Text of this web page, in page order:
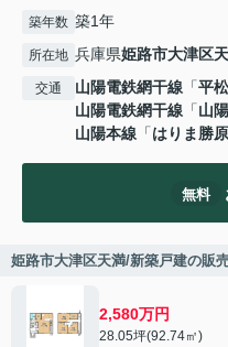
築年数 築1年
所在地 兵庫県姫路市大津区
交通 山陽電鉄網干線 「平松
山陽電鉄網干線 「山
山陽本線 「はりま勝原
無料
姫路市大津区天満/新築戸建の販
2,580万円
28.05坪(92.74㎡)